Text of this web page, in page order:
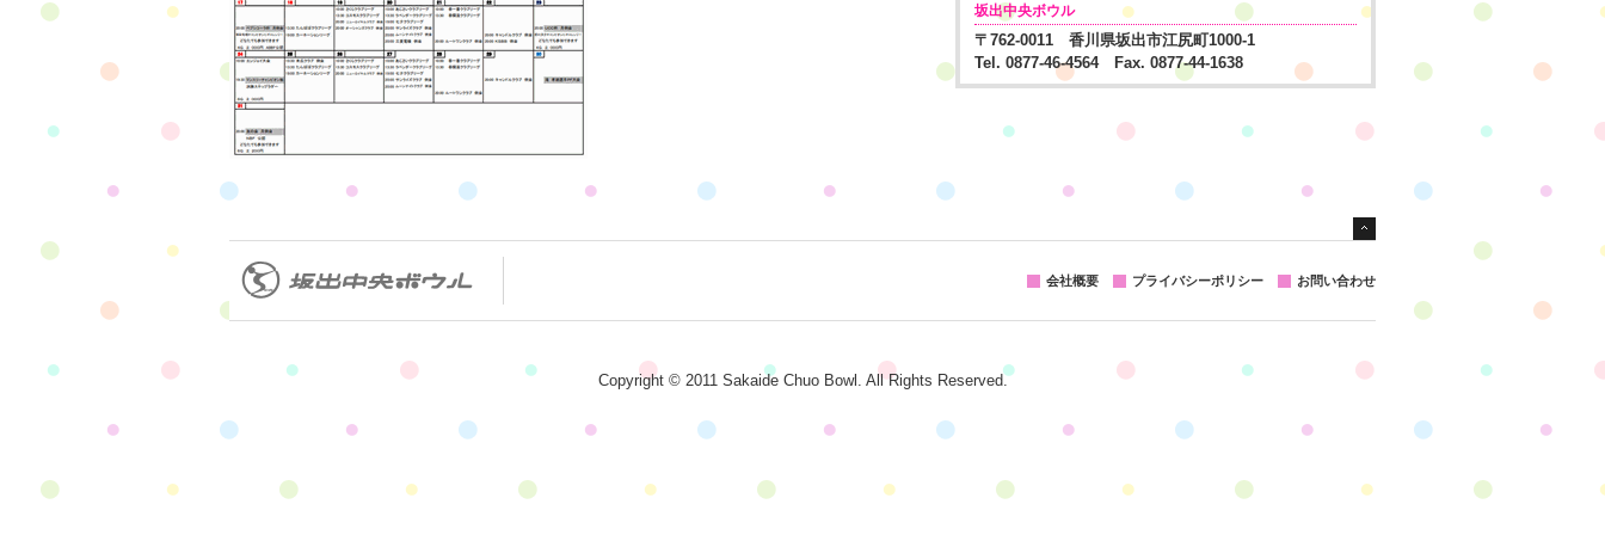
坂出中央ボウル
〒762-0011 香川県坂出市江尻町1000-1
Tel. 0877-46-4564 Fax. 0877-44-1638
会社概要 プライバシーポリシー お問い合わせ
Copyright © 2011 Sakaide Chuo Bowl. All Rights Reserved.